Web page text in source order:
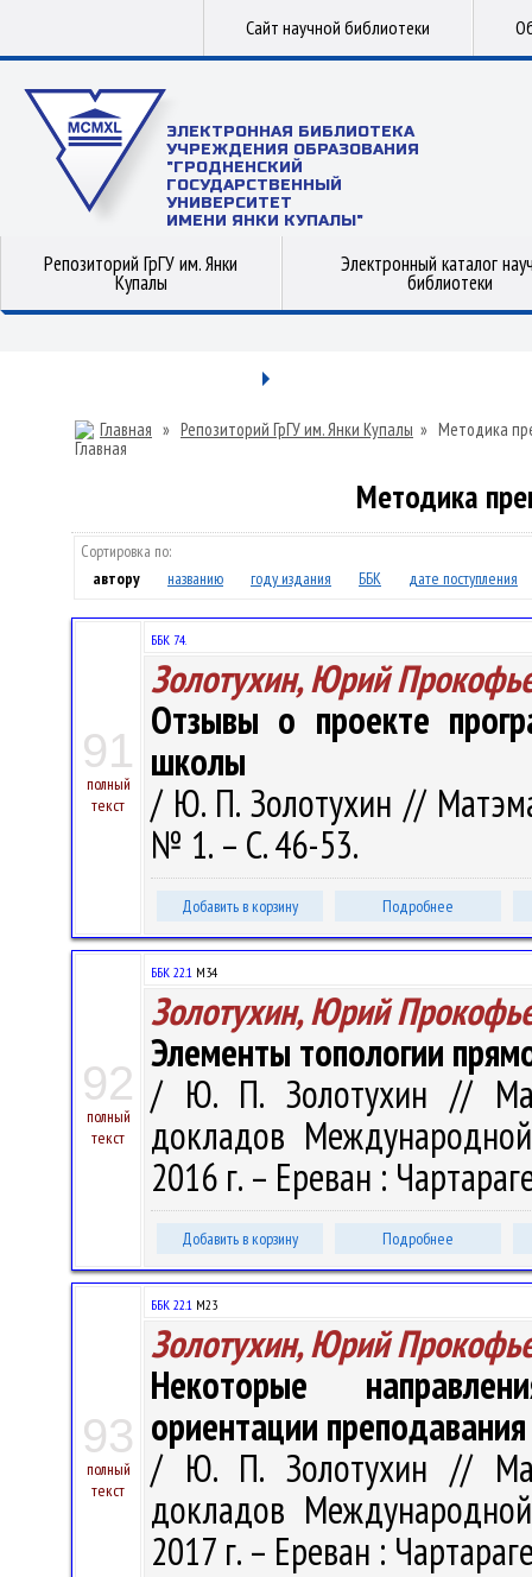
Сайт научной библиотеки
ЭЛЕКТРОННАЯ БИБЛИОТЕКА
УЧРЕЖДЕНИЯ ОБРАЗОВАНИЯ
"ГРОДНЕНСКИЙ
ГОСУДАРСТВЕННЫЙ
УНИВЕРСИТЕТ
ИМЕНИ ЯНКИ КУПАЛЫ"
Репозиторий ГрГУ им. Янки
Купалы
Электронный каталог
библиотеки
Главная » Репозиторий ГрГУ им. Янки Купалы » Методика
Методика
Сортировка по:
автору
названию году издания ББК дате поступления
91
полный
текст
ББК 74.
Золотухин, Юрий
Отзывы о проекте
школы
/ Ю. П. Золотухин //
№ 1. – С. 46-53.
Добавить в корзину Подробнее
92
полный
текст
ББК 22.1 М34
Золотухин, Юрий
Элементы топологии
/ Ю. П. Золотухин //
докладов
2016 г. – Ереван :
Добавить в корзину Подробнее
93
полный
текст
ББК 22.1 М23
Золотухин, Юрий
Некоторые
ориентации
/ Ю. П. Золотухин //
докладов
2017 г. – Ереван :